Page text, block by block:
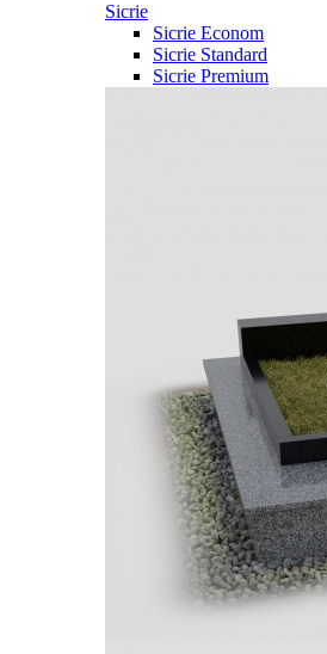
Sicrie
Sicrie Econom
Sicrie Standard
Sicrie Premium